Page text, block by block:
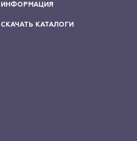
ИНФОРМАЦИЯ
СКАЧАТЬ КАТАЛОГИ